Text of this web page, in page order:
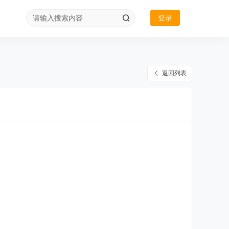
登录
返回列表